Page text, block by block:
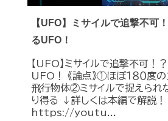
【UFO】ミサイルで追撃不可
るUFO！
【UFO】ミサイルで追撃不可！
UFO！ 《論点》①ほぼ１８０度
飛行物体②ミサイルで捉えられ
り得る ↓詳しくは本編で解説！
https://youtu...